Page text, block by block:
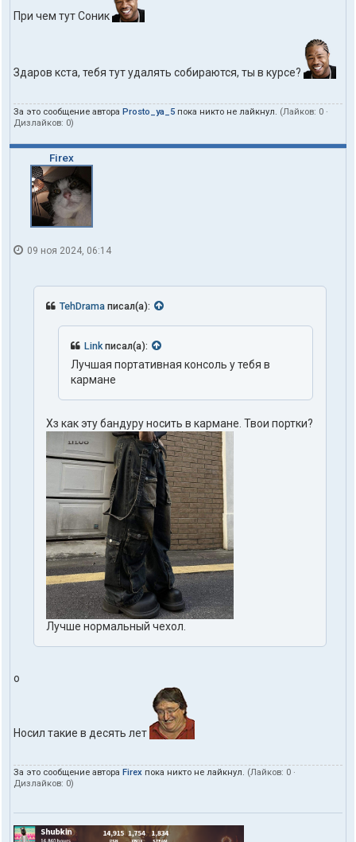
При чем тут Соник
Здаров кста, тебя тут удалять собираются, ты в курсе?
За это сообщение автора Prosto_ya_5 пока никто не лайкнул. (Лайков: 0 ·
Дизлайков: 0)
Firex
09 ноя 2024, 06:14
TehDrama писал(а):
Linkписал(а):
Лучшая портативная консоль у тебя в
кармане
Хз как эту бандуру носить в кармане. Твои портки?
Лучше нормальный чехол.
о
Носил такие в десять лет
За это сообщение автора Firex пока никто не лайкнул. (Лайков: 0 ·
Дизлайков: 0)